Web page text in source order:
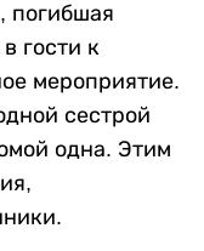
погибшая
гости к
мероприятие.
сестрой
одна. Этим